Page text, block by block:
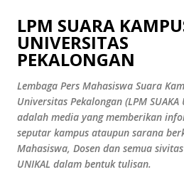
Langsung ke
LPM SUARA
UNIVERSITAS
PEKALONGAN
Lembaga Pers Mahasiswa Suara
Universitas Pekalongan (LPM SUAKA
adalah media yang memberikan
seputar kampus ataupun sarana
Mahasiswa, Dosen dan semua
UNIKAL dalam bentuk tulisan.